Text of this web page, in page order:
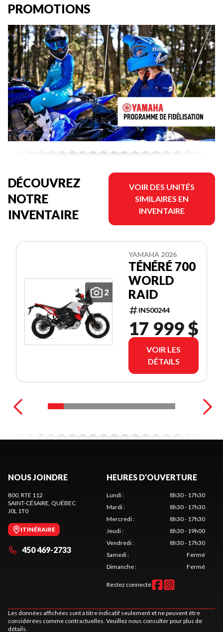
PROMOTIONS
DÉCOUVREZ
NOTRE
INVENTAIRE
VOIR DES UNITÉS
SIMILAIRES EN
INVENTAIRE
2
YAMAHA 2026
TÉNÉRÉ 700
WORLD
RAID
INS00244
17 999 $
VOIR LES
DÉTAILS
NOUS JOINDRE
800, RTE 112
SAINT-CÉSAIRE, QUÉBEC
J0L 1T0
ITINÉRAIRE
450 469-2733
HEURES D'OUVERTURE
Lundi:
8h30 - 17h30
Mardi:
8h30 - 17h30
Mercredi:
8h30 - 17h30
Jeudi:
8h30 - 19h00
Vendredi:
8h30 - 17h30
Samedi:
Fermé
Dimanche: Fermé
Restez connecté
Les données affichées sont à titre indicatif seulement et ne peuvent être
considérées comme contractuelles. Veuillez nous consulter pour plus de
détails.